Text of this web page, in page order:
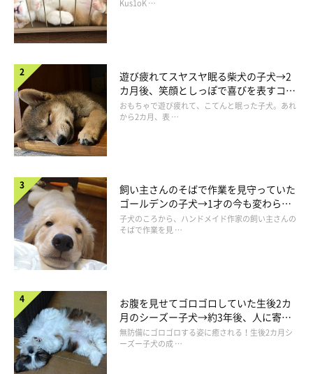
んだね……｣という反応があったのだとか。多くの人にとって
は、ビックリする変化だったようです。
飼い主さんによると、ちろるちゃんはふだんとシャンプーしてい
るときでは、見た目のほかにも変化するところがあるそうです。
飼い主さん：
「表情が豊かなので喜怒哀楽がすぐわかります。
ると顔に気持ちがあらわれ、体に落ち込んだような雰囲気が出ま
す」
シャンプーに対するちろるちゃんの気持ちもあって、より別犬っ
ぽく見えたのかも！？
長！
Kus1oK …
遊び疲れてスヤスヤ眠る柴犬の子犬→2
カ月後、笑顔としっぽで喜びを表すコに
成長！
おもちゃで遊び疲れて、こてんと眠った子犬。あれ
から2カ月、表 …
飼い主さんのそばで作業を見守っていた
ゴールデンの子犬→1才の今も変わらな
い“見守り隊”の姿にほっこり
子犬のころから、ハンドメイド作家の飼い主さんの
そばで作業を見 …
お腹を見せてゴロゴロしていた生後2カ
月のシーズー子犬→約3年後、人に寄り
添う優しいコに成長した姿にほっこり
無防備にゴロゴロする姿に癒される！生後2カ月シ
ーズー子犬の成 …